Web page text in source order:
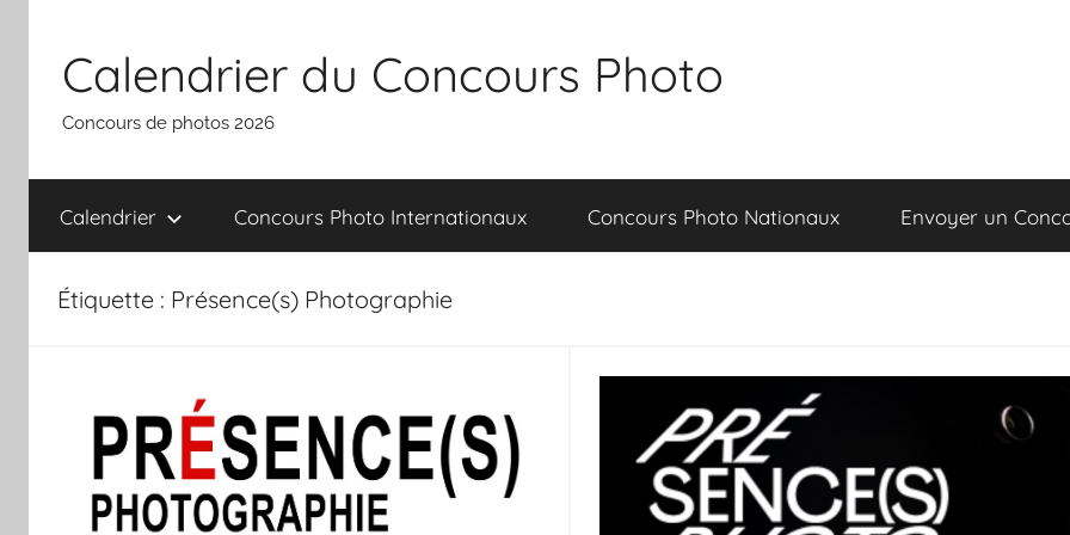
contenu
Calendrier du Concours Photo
Concours de photos 2026
Calendrier Concours Photo Internationaux Concours Photo Nationaux Envoyer un
Étiquette : Présence(s) Photographie